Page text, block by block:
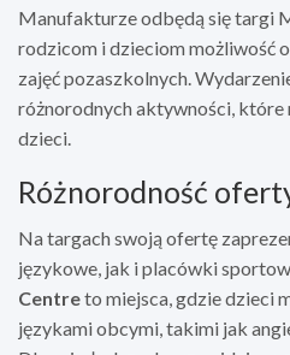
Manufakturze odbędą się targi
rodzicom i dzieciom możliwość
zajęć pozaszkolnych.
różnorodnych aktywności,
dzieci.
Różnorodność
Na targach swoją ofertę
językowe, jak i placówki
Centreto miejsca, gdzie dzieci
językami obcymi, takimi jak